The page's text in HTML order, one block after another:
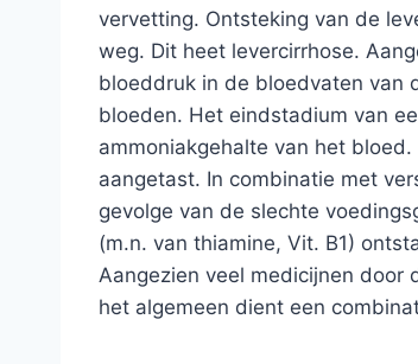
vervetting. Ontsteking van de
weg. Dit heet levercirrhose.
bloeddruk in de bloedvaten van
bloeden. Het eindstadium van
ammoniakgehalte van het
aangetast. In combinatie met
gevolge van de slechte
(m.n. van thiamine, Vit. B1)
Aangezien veel medicijnen door
het algemeen dient een